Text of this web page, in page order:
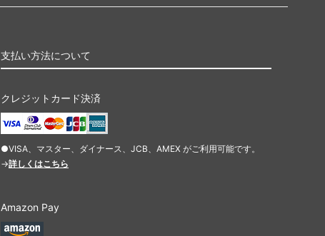
支払い方法について
クレジットカード決済
●VISA、マスター、ダイナース、JCB、AMEX がご利用可能です。
→詳しくはこちら
Amazon Pay